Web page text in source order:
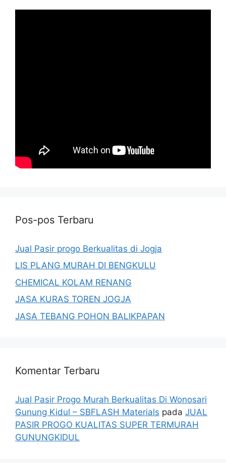
Pos-pos Terbaru
Jual Pasir progo Berkualitas di Jogja
LIS PLANG MURAH DI BENGKULU
CHEMICAL KOLAM RENANG
JASA KURAS TOREN JOGJA
JASA TEBANG POHON BALIKPAPAN
Komentar Terbaru
Jual Pasir Progo Murah Berkualitas Di Wonosari
Gunung Kidul – SBFLASH Materials pada JUAL
PASIR PROGO KUALITAS SUPER TERMURAH
GUNUNGKIDUL